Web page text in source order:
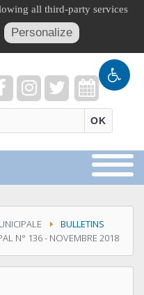
OK
BULLETINS
N° 136 - NOVEMBRE 2018
all third-party services
Personalize